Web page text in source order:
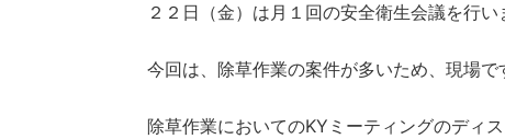
２２日（金）は月１回の安全衛生会議を行い
今回は、除草作業の案件が多いため、現場で
除草作業においてのKYミーティングのディ